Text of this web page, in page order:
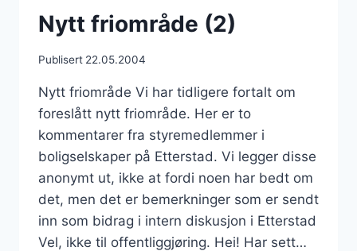
Nytt friområde (2)
Publisert 22.05.2004
Nytt friområde Vi har tidligere fortalt om
foreslått nytt friområde. Her er to
kommentarer fra styremedlemmer i
boligselskaper på Etterstad. Vi legger disse
anonymt ut, ikke at fordi noen har bedt om
det, men det er bemerkninger som er sendt
inn som bidrag i intern diskusjon i Etterstad
Vel, ikke til offentliggjøring. Hei! Har sett…